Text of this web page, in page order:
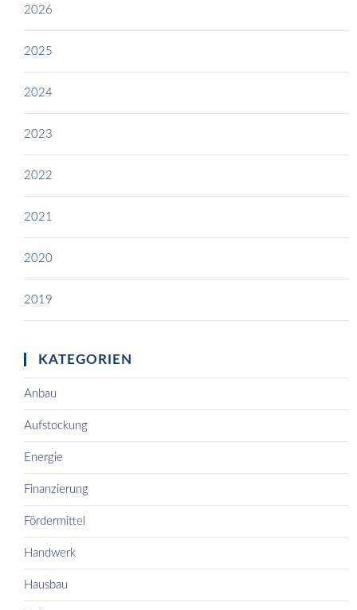
2026
2025
2024
2023
2022
2021
2020
2019
KATEGORIEN
Anbau
Aufstockung
Energie
Finanzierung
Fördermittel
Handwerk
Hausbau